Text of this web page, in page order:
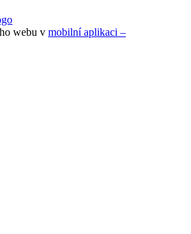
webu v mobilní aplikaci –